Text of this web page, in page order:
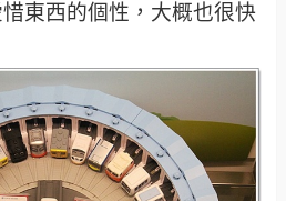
東西的個性，大概也很快